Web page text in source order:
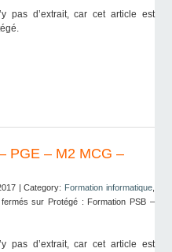
pas d’extrait, car cet article est
PGE – M2 MCG –
| Category: Formation informatique,
sur Protégé : Formation PSB –
pas d’extrait, car cet article est